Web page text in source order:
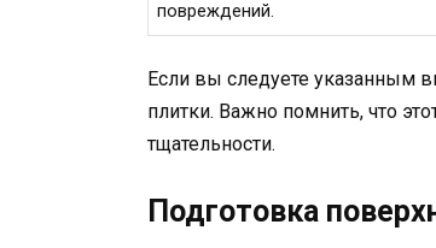
повреждений.
Если вы следуете указанным
плитки. Важно помнить, что
тщательности.
Подготовка